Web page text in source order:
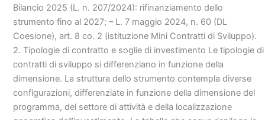
Bilancio 2025 (L. n. 207/2024): rifinanziamento dello
strumento fino al 2027; – L. 7 maggio 2024, n. 60 (DL
Coesione), art. 8 co. 2 (istituzione Mini Contratti di Sviluppo).
2. Tipologie di contratto e soglie di investimento Le tipologie di
contratti di sviluppo si differenziano in funzione della
dimensione. La struttura dello strumento contempla diverse
configurazioni, differenziate in funzione della dimensione del
programma, del settore di attività e della localizzazione